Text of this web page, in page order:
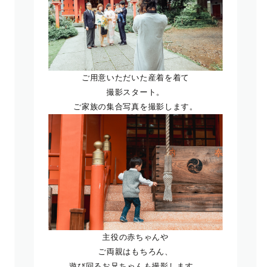
ご用意いただいた産着を着て
撮影スタート。
ご家族の集合写真を撮影します。
主役の赤ちゃんや
ご両親はもちろん、